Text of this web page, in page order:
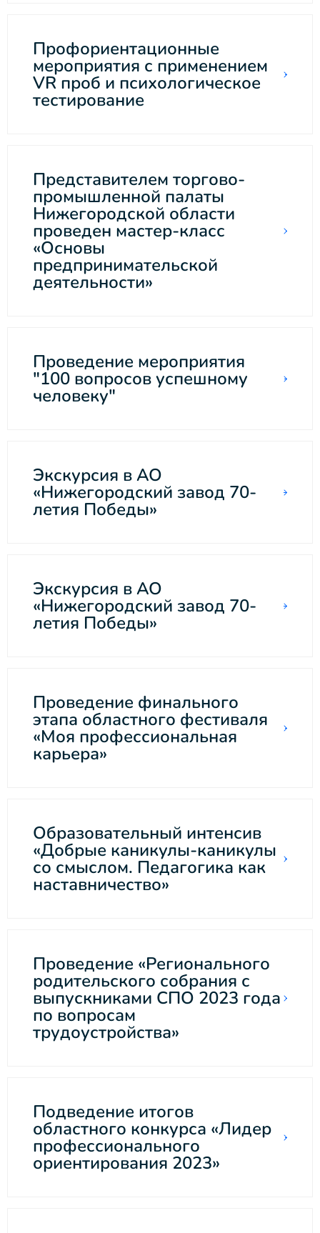
Профориентационные
мероприятия с применением
VR проб и психологическое
тестирование
Представителем торгово-
промышленной палаты
Нижегородской области
проведен мастер-класс
«Основы
предпринимательской
деятельности»
Проведение мероприятия
"100 вопросов успешному
человеку"
Экскурсия в АО
«Нижегородский завод 70-
летия Победы»
Экскурсия в АО
«Нижегородский завод 70-
летия Победы»
Проведение финального
этапа областного фестиваля
«Моя профессиональная
карьера»
Образовательный интенсив
«Добрые каникулы-каникулы
со смыслом. Педагогика как
наставничество»
Проведение «Регионального
родительского собрания с
выпускниками СПО 2023 года
по вопросам
трудоустройства»
Подведение итогов
областного конкурса «Лидер
профессионального
ориентирования 2023»